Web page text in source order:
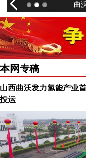
曲
本网专稿
山西曲沃发力氢能产业
投运